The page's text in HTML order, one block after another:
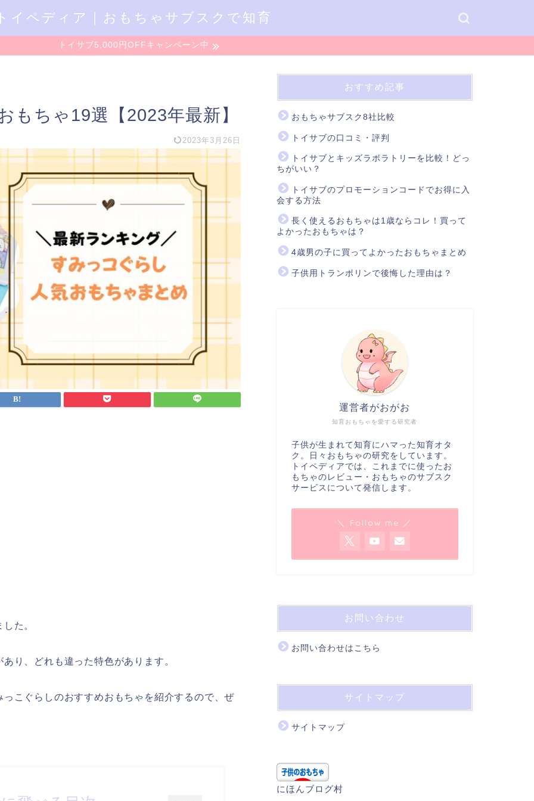
イペディア｜おもちゃサブスクで知育
トイサブ5,000円OFFキャンペーン中
もちゃ19選【2023年最新】
2023年3月26日
た。
り、どれも違った特色があります。
こぐらしのおすすめおもちゃを紹介するので、ぜ
おすすめ記事
おもちゃサブスク8社比較
トイサブの口コミ・評判
トイサブとキッズラボラトリーを比較！どっ
ちがいい？
トイサブのプロモーションコードでお得に入
会する方法
長く使えるおもちゃは1歳ならコレ！買って
よかったおもちゃは？
4歳男の子に買ってよかったおもちゃまとめ
子供用トランポリンで後悔した理由は？
知育おもちゃを愛する研究者
運営者がおがお
子供が生まれて知育にハマった知育オタ
ク。日々おもちゃの研究をしています。
トイペディアでは、これまでに使ったお
もちゃのレビュー・おもちゃのサブスク
サービスについて発信します。
＼ Follow me ／
お問い合わせ
お問い合わせはこちら
サイトマップ
サイトマップ
にほんブログ村